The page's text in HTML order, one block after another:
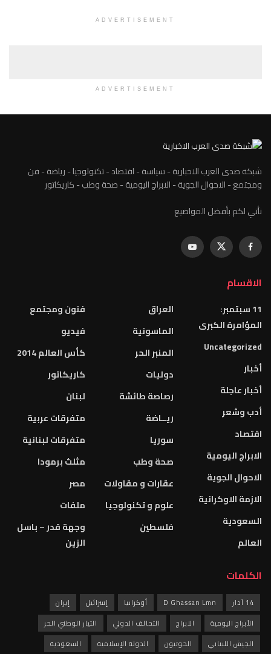
ADVERTISEMENT
ADVERTISEMENT
شبكة صدى العرب الاخبارية - سياسة - اقتصاد - تكنولوجيا - رياضة - فن
ومجتمع - الاحوال الجوية - الابراج اليومية - صحة وطب - كاريكاتور
نأتي لكم بأفضل المواضيع
الاقسام
11 سبتمبر:
المؤامرة الكبرى
Uncategorized
أخبار
أخبار عاجلة
أدب وشعر
اقتصاد
الابراج اليومية
الاحوال الجوية
الازمة الاوكرانية
السعودية
العالم
العراق
الماسونية
المنبر الحر
دوليات
رصاصة طائشة
ريــاضة
سوريا
صحة وطب
عقارات و مقاولات
علوم و تكنولوجيا
فلسطين
فنون ومجتمع
فيديو
كأس العالم 2014
كاريكاتور
لبنان
متفرقات عربية
متفرقات لبنانية
مثلث برمودا
مصر
ملفات
وجهة قدر – باسل
الزين
الكلمات
14 آذار D Ghassan Lmn أوكرانيا إسرائيل
إيران
الأبراج اليومية
الابراج التحالف الدولي
التيار الوطني الحر
الجيش اللبناني
الحوثيون الدولة الإسلامية السعودية